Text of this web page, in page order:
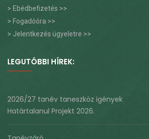
> Ebédbefizetés >>
> Fogadóóra >>
> Jelentkezés ügyeletre >>
LEGUTÓBBI HÍREK:
2026/27 tanév taneszköz igények
Határtalanul Projekt 2026.